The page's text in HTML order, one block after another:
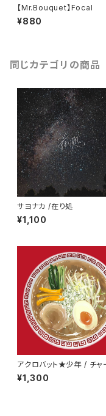
【Mr.Bouquet】Focal
¥880
同じカテゴリの商品
サヨナカ /在り処
¥1,100
アクロバット★少年 / チャ
セット
¥1,300